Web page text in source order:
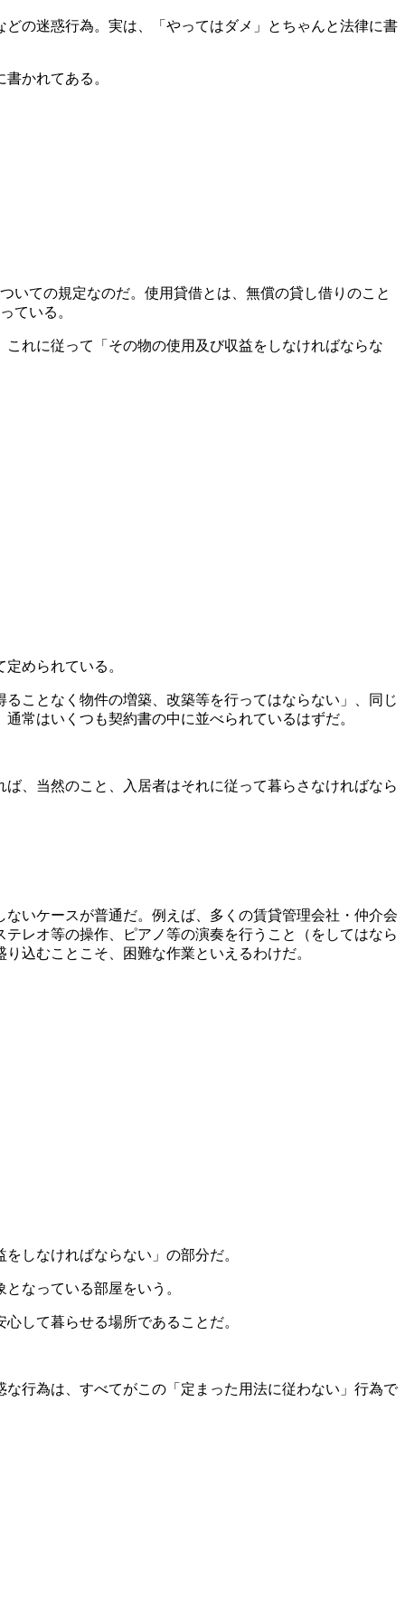
の迷惑行為。実は、「やってはダメ」とちゃんと法律に書
かれてある。
いての規定なのだ。使用貸借とは、無償の貸し借りのこと
ている。
れに従って「その物の使用及び収益をしなければならな
められている。
ことなく物件の増築、改築等を行ってはならない」、同じ
常はいくつも契約書の中に並べられているはずだ。
、当然のこと、入居者はそれに従って暮らさなければなら
いケースが普通だ。例えば、多くの賃貸管理会社・仲介会
レオ等の操作、ピアノ等の演奏を行うこと（をしてはなら
込むことこそ、困難な作業といえるわけだ。
しなければならない」の部分だ。
なっている部屋をいう。
して暮らせる場所であることだ。
行為は、すべてがこの「定まった用法に従わない」行為で